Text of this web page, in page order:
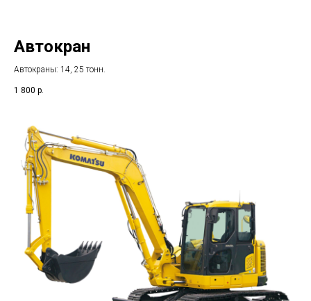
Автокран
Автокраны: 14, 25 тонн.
1 800 р.